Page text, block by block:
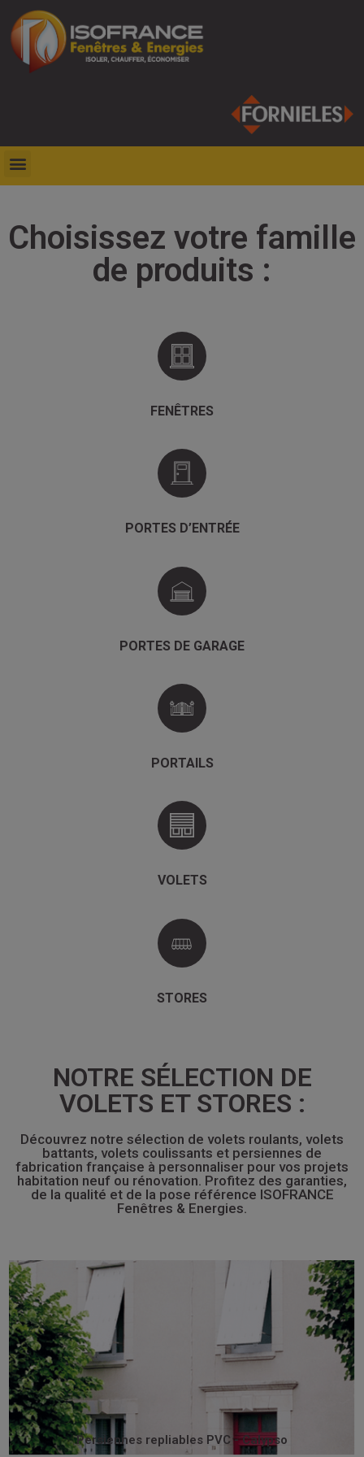
Choisissez votre famille
de produits :
FENÊTRES
PORTES D’ENTRÉE
PORTES DE GARAGE
PORTAILS
VOLETS
STORES
NOTRE SÉLECTION DE
VOLETS ET STORES :
Découvrez notre sélection de volets roulants, volets
battants, volets coulissants et persiennes de
fabrication française à personnaliser pour vos projets
habitation neuf ou rénovation. Profitez des garanties,
de la qualité et de la pose référence ISOFRANCE
Fenêtres & Energies.
Persiennes repliables PVC - Calypso
Persiennes repliables PVC - Calypso
Les persiennes repliables en PVC CALYPSO sont
composées de lames verticales alvéolaires assemblées
par des broches aluminium, traversant chaque panneau
et rivetées sur des paumelles en acier zingué ou inox.
C’est la persienne idéale pour mener à bien une